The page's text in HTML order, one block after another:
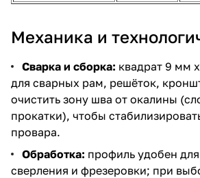
Механика и
Сварка и сборка: квадрат 9 мм
для сварных рам, решёток,
очистить зону шва от окалины
прокатки), чтобы
провара.
Обработка: профиль удобен
сверления и фрезеровки; при